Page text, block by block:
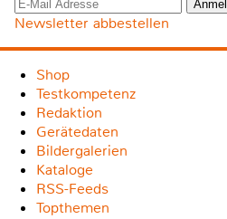
Newsletter abbestellen
Shop
Testkompetenz
Redaktion
Gerätedaten
Bildergalerien
Kataloge
RSS-Feeds
Topthemen